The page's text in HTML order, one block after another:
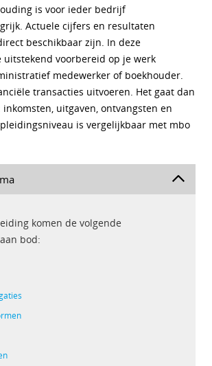
is voor ieder bedrijf
Actuele cijfers en resultaten
beschikbaar zijn. In deze
voorbereid op je werk
medewerker of boekhouder.
transacties uitvoeren. Het gaat dan
uitgaven, ontvangsten en
is vergelijkbaar met mbo
komen de volgende
bod: